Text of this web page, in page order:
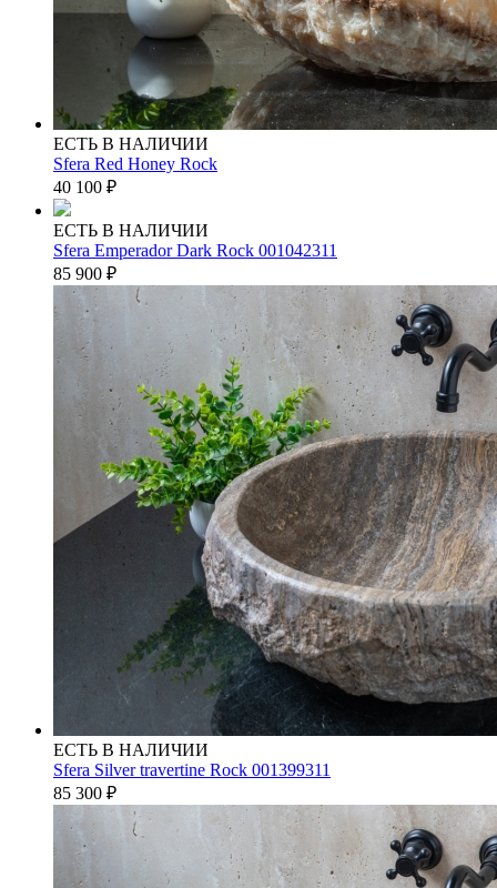
ЕСТЬ В НАЛИЧИИ
Sfera Red Honey Rock
40 100 ₽
ЕСТЬ В НАЛИЧИИ
Sfera Emperador Dark Rock 001042311
85 900 ₽
ЕСТЬ В НАЛИЧИИ
Sfera Silver travertine Rock 001399311
85 300 ₽